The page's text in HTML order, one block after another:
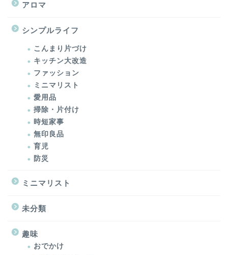
アロマ
シンプルライフ
こんまり片づけ
キッチン大改造
ファッション
ミニマリスト
愛用品
掃除・片付け
時短家事
無印良品
育児
防災
ミニマリスト
未分類
趣味
おでかけ